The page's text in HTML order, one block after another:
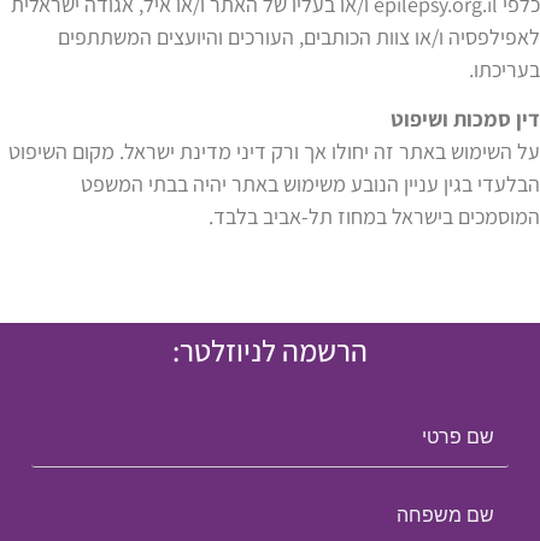
לאפילפסיה ו/או צוות הכותבים, העורכים והיועצים המשתתפים
בעריכתו.
דין סמכות ושיפוט
על השימוש באתר זה יחולו אך ורק דיני מדינת ישראל. מקום השיפוט
הבלעדי בגין עניין הנובע משימוש באתר יהיה בבתי המשפט
המוסמכים בישראל במחוז תל-אביב בלבד.
הרשמה לניוזלטר: